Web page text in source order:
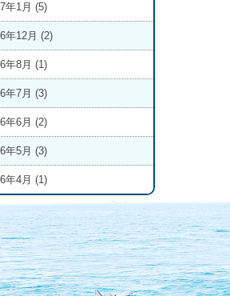
年1月 (5)
年12月 (2)
年8月 (1)
年7月 (3)
年6月 (2)
年5月 (3)
年4月 (1)